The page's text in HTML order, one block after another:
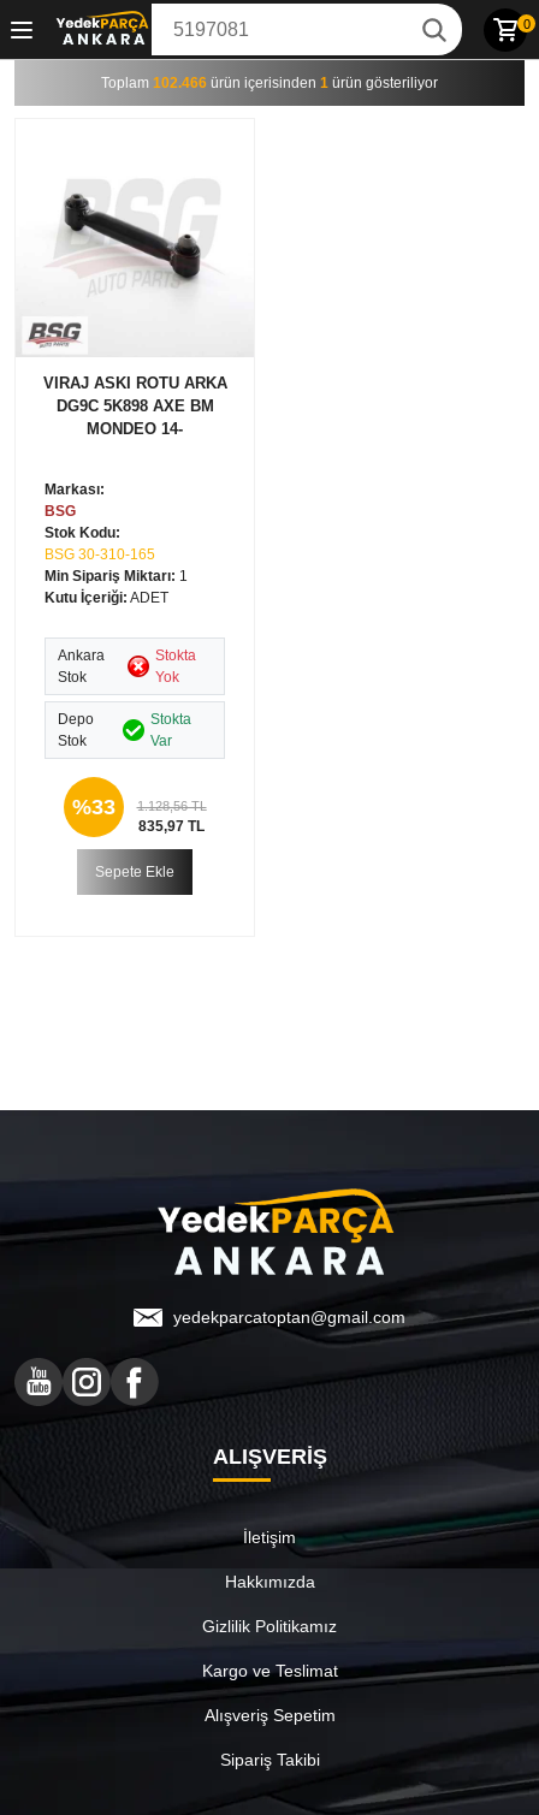
0
Toplam 102.466 ürün içerisinden 1 ürün gösteriliyor
VIRAJ ASKI ROTU ARKA
DG9C 5K898 AXE BM
MONDEO 14-
Markası:
BSG
Stok Kodu:
BSG 30-310-165
Min Sipariş Miktarı: 1
Kutu İçeriği: ADET
Ankara
Stok
Stokta
Yok
Depo
Stok
Stokta
Var
%33 1.128,56 TL
835,97 TL
Sepete Ekle
yedekparcatoptan@gmail.com
ALIŞVERİŞ
İletişim
Hakkımızda
Gizlilik Politikamız
Kargo ve Teslimat
Alışveriş Sepetim
Sipariş Takibi